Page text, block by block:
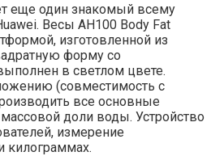
еще один знакомый всему
Весы AH100 Body Fat
изготовленной из
форму со
в светлом цвете.
(совместимость с
все основные
доли воды. Устройство
измерение
килограммах.